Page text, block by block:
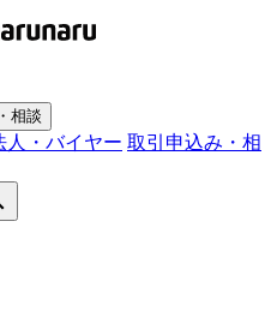
相談
人・バイヤー 取引申込み・相